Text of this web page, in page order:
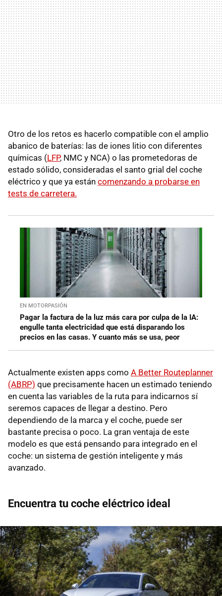
Otro de los retos es hacerlo compatible con el amplio
abanico de baterías: las de iones litio con diferentes
químicas (LFP, NMC y NCA) o las prometedoras de
estado sólido, consideradas el santo grial del coche
eléctrico y que ya están comenzando a probarse en
tests de carretera.
EN MOTORPASIÓN
Pagar la factura de la luz más cara por culpa de la IA:
engulle tanta electricidad que está disparando los
precios en las casas. Y cuanto más se usa, peor
Actualmente existen apps como A Better Routeplanner
(ABRP) que precisamente hacen un estimado teniendo
en cuenta las variables de la ruta para indicarnos sí
seremos capaces de llegar a destino. Pero
dependiendo de la marca y el coche, puede ser
bastante precisa o poco. La gran ventaja de este
modelo es que está pensando para integrado en el
coche: un sistema de gestión inteligente y más
avanzado.
Encuentra tu coche eléctrico ideal